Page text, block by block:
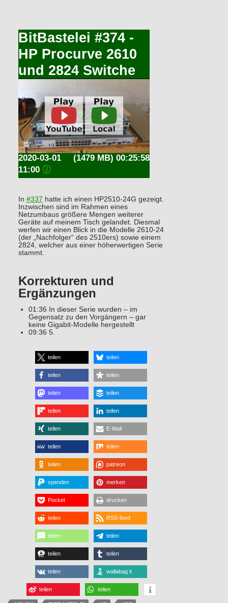
BitBastelei #374 -
HP Procurve 2610
und 2824 Switche
(1479 MB) 00:25:58
2020-03-01
11:00 🛈
In #337 hatte ich einen HP2510-24G gezeigt.
Inzwischen sind im Rahmen eines
Netzumbaus größere Mengen weiterer
Geräte auf meinem Tisch gelandet. Diesmal
werfen wir einen Blick in die Modelle 2610-24
(der „Nachfolger“ des 2510ers) sowie einem
2824, welcher aus einer höherwertigen Serie
stammt.
Korrekturen und
Ergänzungen
01:36 In dieser Serie wurden – im
Gegensatz zu den Vorgängern – gar
keine Gigabit-Modelle hergestellt
09:36 5.
teilen teilen
teilen teilen
teilen teilen
teilen teilen
teilen E-Mail
teilen teilen
teilen patreon
spenden merken
Pocket drucken
teilen RSS-feed
teilen teilen
teilen teilen
teilen wallabag it
teilen teilen